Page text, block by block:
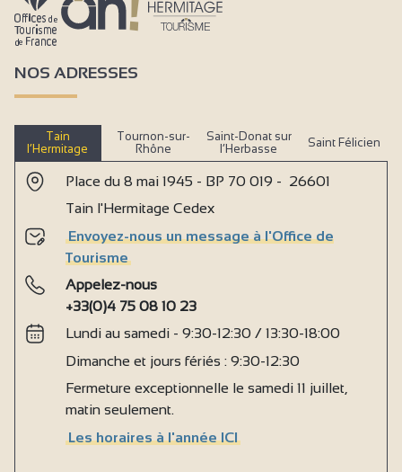
NOS ADRESSES
Tain
l’Hermitage
Tournon-sur-
Rhône
Saint-Donat sur
l’Herbasse
Saint Félicien
Place du 8 mai 1945 - BP 70 019 - 26601
Tain l'Hermitage Cedex
Envoyez-nous un message à l'Office de
Tourisme
Appelez-nous
+33(0)4 75 08 10 23
Lundi au samedi - 9:30-12:30 / 13:30-18:00
Dimanche et jours fériés : 9:30-12:30
Fermeture exceptionnelle le samedi 11 juillet,
matin seulement.
Les horaires à l'année ICI